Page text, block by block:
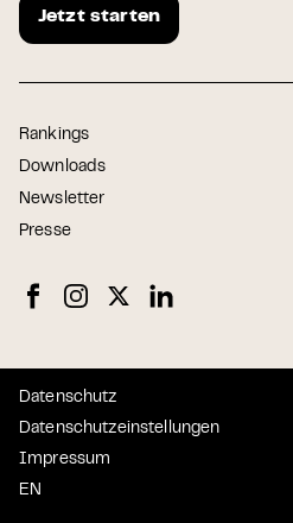
Jetzt starten
Rankings
Downloads
Newsletter
Presse
Datenschutz
Datenschutzeinstellungen
Impressum
EN